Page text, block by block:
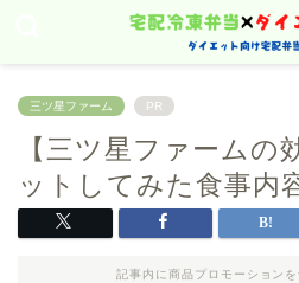
三ツ星ファーム PR
【三ツ星ファームの
ットしてみた食事内
記事内に商品プロモーション